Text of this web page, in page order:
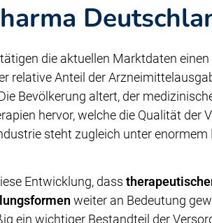
die aktuellen Marktdaten einen
relative Anteil der
Bevölkerung altert, der
hervor, welche die Qualität der
steht zugleich unter enormem
Entwicklung, dass
weiter an Bedeutung
ein wichtiger Bestandteil der